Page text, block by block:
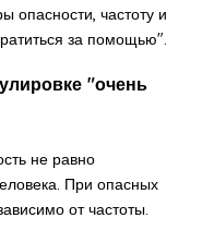
опасности, частоту и
за помощью".
"очень
не равно
При опасных
от частоты.